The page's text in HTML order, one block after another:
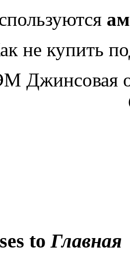
не купить
Джинсовая
toГлавная